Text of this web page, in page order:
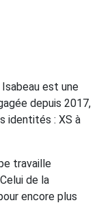
est une
depuis 2017,
identités : XS à
travaille
de la
encore plus